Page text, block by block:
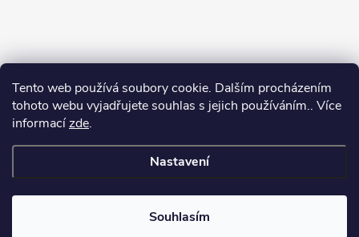
Tento web používá soubory cookie. Dalším procházením
tohoto webu vyjadřujete souhlas s jejich používáním.. Více
informacízde.
Nastavení
Souhlasím
Copyright 2026Můj e-shop. Všechna práva vyhrazena.